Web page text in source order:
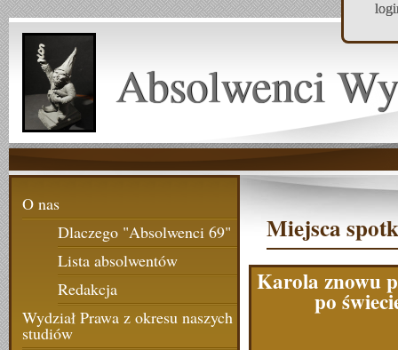
Absolwenci
O nas
Dlaczego "Absolwenci 69"
Lista absolwentów
Redakcja
Wydział Prawa z okresu naszych
studiów
Miejsca
Karola znowu
po